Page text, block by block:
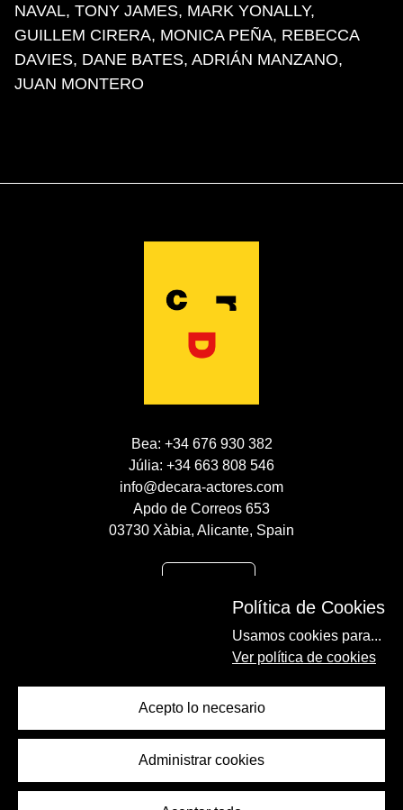
Política de Cookies
Usamos cookies para...
Ver política de cookies
Acepto lo necesario
Administrar cookies
NAVAL, TONY JAMES, MARK YONALLY,
GUILLEM CIRERA, MONICA PEÑA, REBECCA
DAVIES, DANE BATES, ADRIÁN MANZANO,
JUAN MONTERO
Bea: +34 676 930 382
Júlia: +34 663 808 546
info@decara-actores.com
Apdo de Correos 653
03730 Xàbia, Alicante, Spain
AVISO LEGAL
POLÍTICA DE COOKIES